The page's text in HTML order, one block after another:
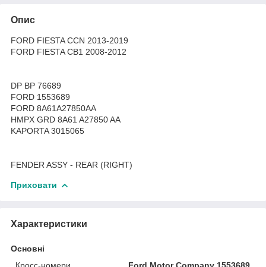
Опис
FORD FIESTA CCN 2013-2019
FORD FIESTA CB1 2008-2012
DP BP 76689
FORD 1553689
FORD 8A61A27850AA
HMPX GRD 8A61 A27850 AA
KAPORTA 3015065
FENDER ASSY - REAR (RIGHT)
Приховати
Характеристики
Основні
Кросс-номери
Ford Motor Company 1553689